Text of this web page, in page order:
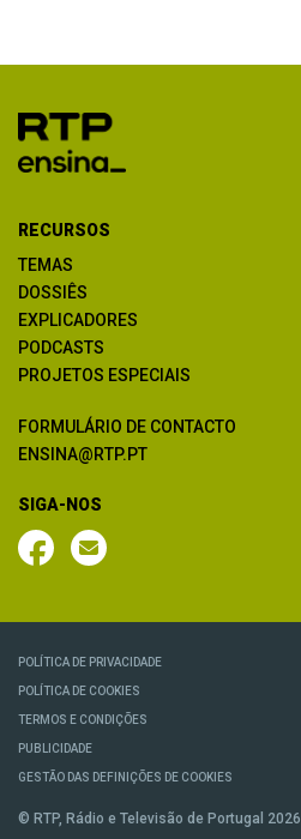
RECURSOS
TEMAS
DOSSIÊS
EXPLICADORES
PODCASTS
PROJETOS ESPECIAIS
FORMULÁRIO DE CONTACTO
ENSINA@RTP.PT
SIGA-NOS
POLÍTICA DE PRIVACIDADE
POLÍTICA DE COOKIES
TERMOS E CONDIÇÕES
PUBLICIDADE
GESTÃO DAS DEFINIÇÕES DE COOKIES
© RTP, Rádio e Televisão de Portugal 2026